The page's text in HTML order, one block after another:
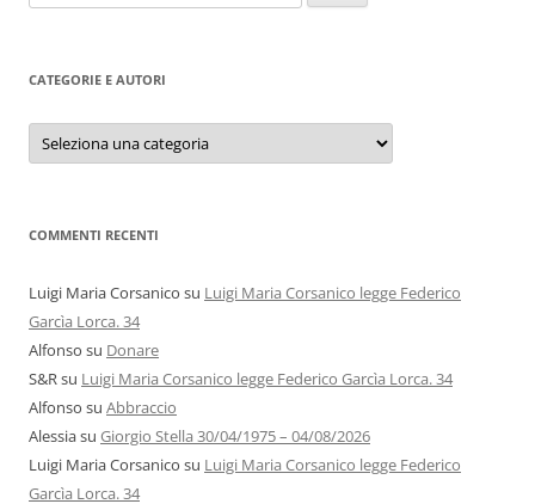
per:
CATEGORIE E AUTORI
Categorie
autori
COMMENTI RECENTI
Luigi Maria Corsanico su Luigi Maria Corsanico legge Federico
Garcìa Lorca. 34
Alfonso su Donare
S&Rsu Luigi Maria Corsanico legge Federico Garcìa Lorca. 34
Alfonso su Abbraccio
Alessiasu Giorgio Stella 30/04/1975 – 04/08/2026
Luigi Maria Corsanico su Luigi Maria Corsanico legge Federico
Garcìa Lorca. 34